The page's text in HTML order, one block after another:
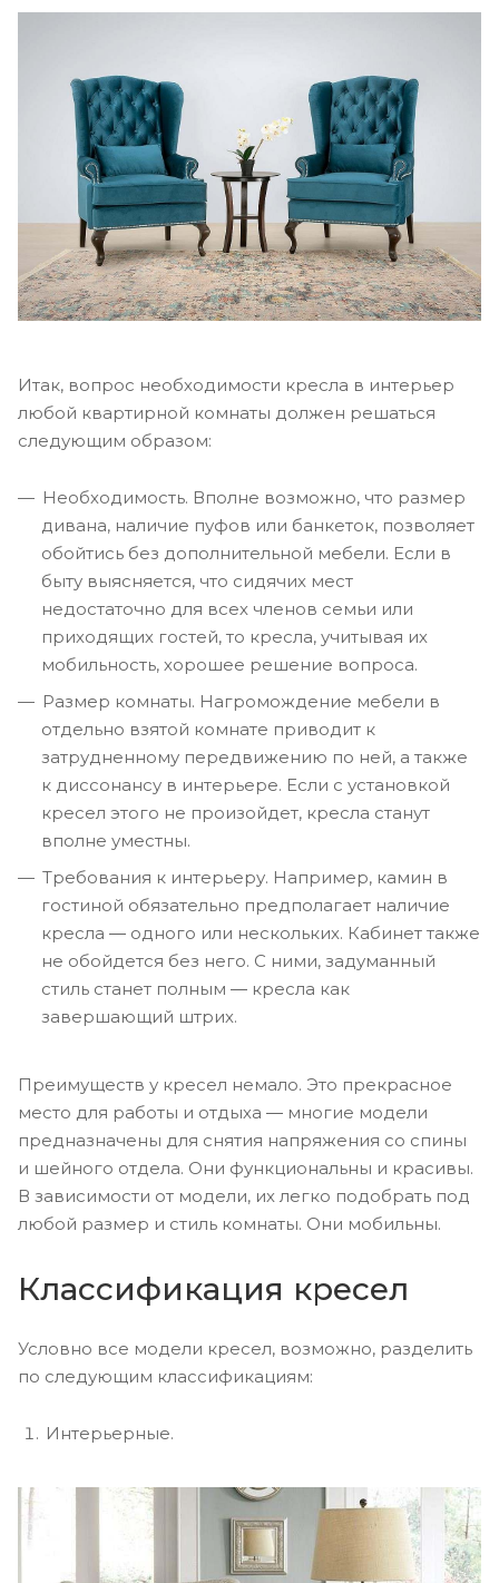
Итак, вопрос необходимости кресла в интерьер
любой квартирной комнаты должен решаться
следующим образом:
Необходимость. Вполне возможно, что размер
дивана, наличие пуфов или банкеток, позволяет
обойтись без дополнительной мебели. Если в
быту выясняется, что сидячих мест
недостаточно для всех членов семьи или
приходящих гостей, то кресла, учитывая их
мобильность, хорошее решение вопроса.
Размер комнаты. Нагромождение мебели в
отдельно взятой комнате приводит к
затрудненному передвижению по ней, а также
к диссонансу в интерьере. Если с установкой
кресел этого не произойдет, кресла станут
вполне уместны.
Требования к интерьеру. Например, камин в
гостиной обязательно предполагает наличие
кресла ― одного или нескольких. Кабинет также
не обойдется без него. С ними, задуманный
стиль станет полным ― кресла как
завершающий штрих.
Преимуществ у кресел немало. Это прекрасное
место для работы и отдыха ― многие модели
предназначены для снятия напряжения со спины
и шейного отдела. Они функциональны и красивы.
В зависимости от модели, их легко подобрать под
любой размер и стиль комнаты. Они мобильны.
Классификация кресел
Условно все модели кресел, возможно, разделить
по следующим классификациям:
Интерьерные.